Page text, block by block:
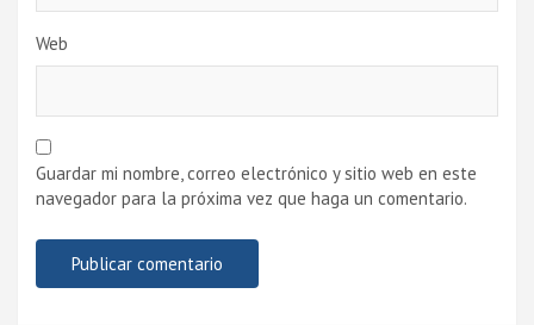
Web
Guardar mi nombre, correo electrónico y sitio web en este
navegador para la próxima vez que haga un comentario.